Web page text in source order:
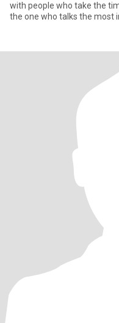
with people who take the
the one who talks the most